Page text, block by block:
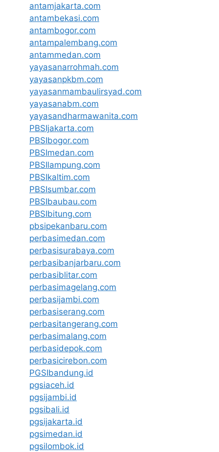
antamjakarta.com
antambekasi.com
antambogor.com
antampalembang.com
antammedan.com
yayasanarrohmah.com
yayasanpkbm.com
yayasanmambaulirsyad.com
yayasanabm.com
yayasandharmawanita.com
PBSIjakarta.com
PBSIbogor.com
PBSImedan.com
PBSIlampung.com
PBSIkaltim.com
PBSIsumbar.com
PBSIbaubau.com
PBSIbitung.com
pbsipekanbaru.com
perbasimedan.com
perbasisurabaya.com
perbasibanjarbaru.com
perbasiblitar.com
perbasimagelang.com
perbasijambi.com
perbasiserang.com
perbasitangerang.com
perbasimalang.com
perbasidepok.com
perbasicirebon.com
PGSIbandung.id
pgsiaceh.id
pgsijambi.id
pgsibali.id
pgsijakarta.id
pgsimedan.id
pgsilombok.id